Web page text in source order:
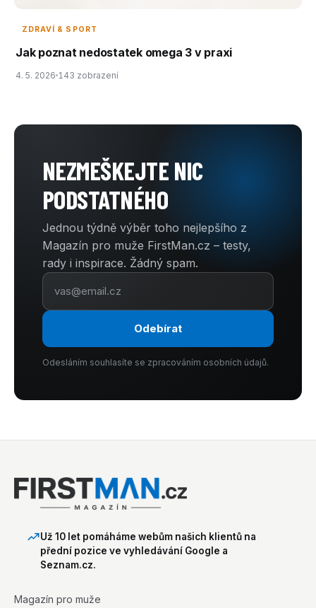
ZDRAVÍ & SPORT
Jak poznat nedostatek omega 3 v praxi
4. 5. 2026 143 zobrazení
NEZMEŠKEJTE NIC
PODSTATNÉHO
Jednou týdně výběr toho nejlepšího z
Magazín pro muže FirstMan.cz – testy,
rady i inspirace. Žádný spam.
Odebírat
Odesláním souhlasíte se zpracováním osobních údajů.
Už 10 let pomáháme webům našich klientů na
přední pozice ve vyhledávání Google a
Seznam.cz.
Magazín pro muže